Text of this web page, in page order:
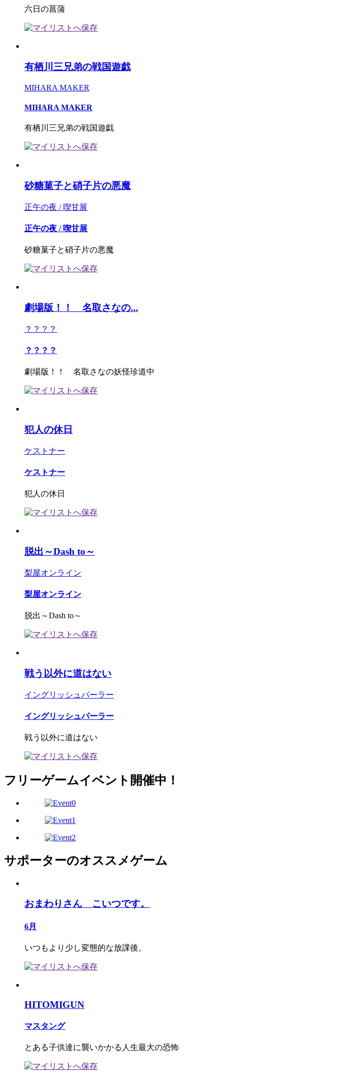
六日の菖蒲
有栖川三兄弟の戦国遊戯
MIHARA MAKER
MIHARA MAKER
有栖川三兄弟の戦国遊戯
砂糖菓子と硝子片の悪魔
正午の夜 / 喫甘展
正午の夜 / 喫甘展
砂糖菓子と硝子片の悪魔
劇場版！！ 名取さなの...
？？？？
？？？？
劇場版！！ 名取さなの妖怪珍道中
犯人の休日
ケストナー
ケストナー
犯人の休日
脱出～Dash to～
梨屋オンライン
梨屋オンライン
脱出～Dash to～
戦う以外に道はない
イングリッシュパーラー
イングリッシュパーラー
戦う以外に道はない
フリーゲームイベント開催中！
サポーターのオススメゲーム
おまわりさん こいつです。
6月
いつもより少し変態的な放課後。
HITOMIGUN
マスタング
とある子供達に襲いかかる人生最大の恐怖